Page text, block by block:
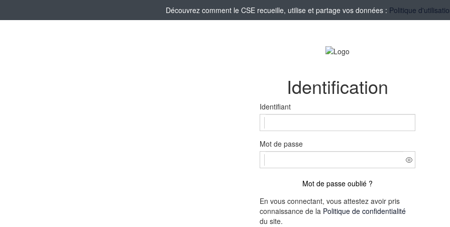
Découvrez comment le CSE recueille, utilise et partage vos données : Politique
Identification
Identifiant
Mot de passe
Mot de passe oublié ?
En vous connectant, vous attestez avoir pris
connaissance de la Politique de confidentialité
du site.